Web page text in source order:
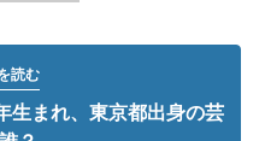
読む
生まれ、東京都出身の芸